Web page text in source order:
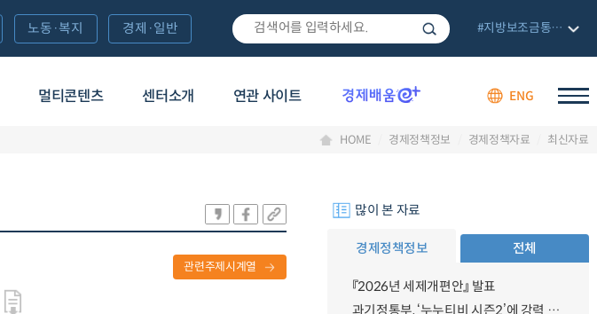
멀티콘텐츠 센터소개 연관 사이트 ENG
노동·복지 경제·일반 #지방보조금통합관리망
HOME 경제정책정보 경제정책자료 최신자료
관련주제시계열
많이 본 자료
경제정책정보 전체
『2026년 세제개편안』 발표
과기정통부, ‘누누티비 시즌2’에 강력 대응 의지 밝혀